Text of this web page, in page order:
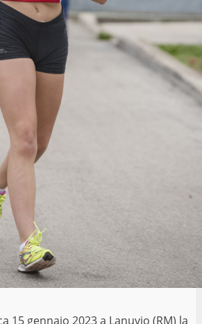
15 gennaio 2023 a Lanuvio (RM) la